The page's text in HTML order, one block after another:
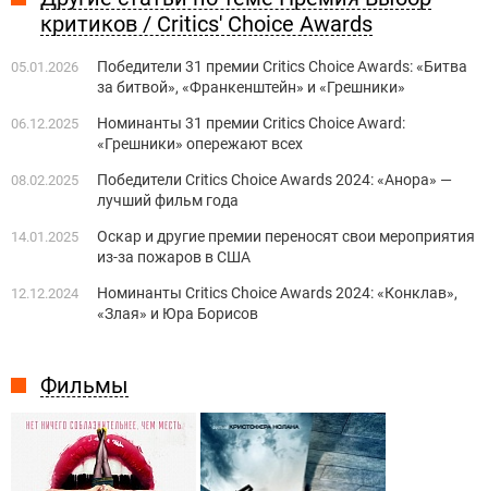
Фильмы
критиков / Critics' Choice Awards
05.01.2026
Победители 31 премии Critics Choice Awards: «Битва
за битвой», «Франкенштейн» и «Грешники»
06.12.2025
Номинанты 31 премии Critics Choice Award:
«Грешники» опережают всех
08.02.2025
Победители Critics Choice Awards 2024: «Анора» —
лучший фильм года
14.01.2025
Оскар и другие премии переносят свои мероприятия
из-за пожаров в США
12.12.2024
Номинанты Critics Choice Awards 2024: «Конклав»,
«Злая» и Юра Борисов